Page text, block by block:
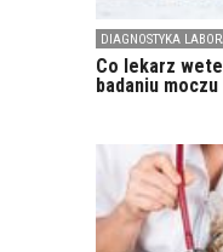
DIAGNOSTYKA
Co lekarz
badaniu